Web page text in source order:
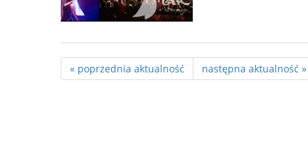
« poprzednia aktualność następna aktualność »